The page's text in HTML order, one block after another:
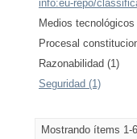
info:eu-repo/
Medios tecnológicos
Procesal
Razonabilidad (1)
Seguridad (1)
Mostrando ítems 1-